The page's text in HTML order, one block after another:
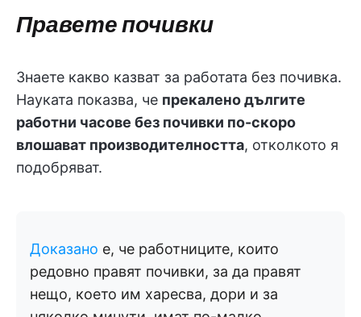
Правете почивки
Знаете какво казват за работата без почивка.
Науката показва, че прекалено дългите
работни часове без почивки по-скоро
влошават производителността, отколкото я
подобряват.
Доказано е, че работниците, които
редовно правят почивки, за да правят
нещо, което им харесва, дори и за